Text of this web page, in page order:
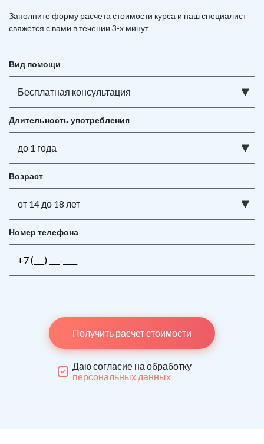
Заполните форму расчета стоимости курса и наш специалист
свяжется с вами в течении 3-х минут
Вид помощи
Бесплатная консультация
Длительность употребления
до 1 года
Возраст
от 14 до 18 лет
Номер телефона
Получить расчет стоимости
Даю согласие на обработку
персональных данных